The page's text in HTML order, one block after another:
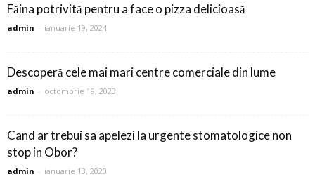
Făina potrivită pentru a face o pizza delicioasă
admin - ianuarie 19, 2024
Descoperă cele mai mari centre comerciale din lume
admin - octombrie 19, 2023
Cand ar trebui sa apelezi la urgente stomatologice non
stop in Obor?
admin - ianuarie 13, 2020